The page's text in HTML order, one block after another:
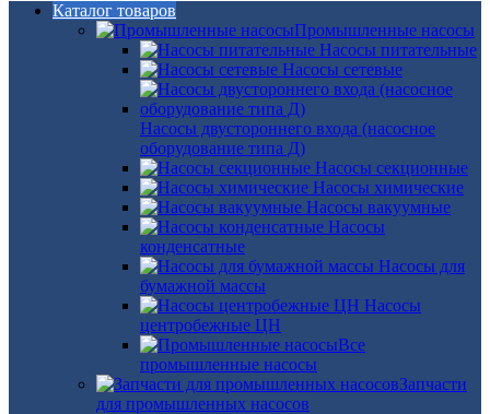
Каталог товаров
Промышленные насосы
Насосы питательные
Насосы сетевые
Насосы двустороннего входа (насосное
оборудование типа Д)
Насосы секционные
Насосы химические
Насосы вакуумные
Насосы
конденсатные
Насосы для
бумажной массы
Насосы
центробежные ЦН
Все
промышленные насосы
Запчасти
для промышленных насосов